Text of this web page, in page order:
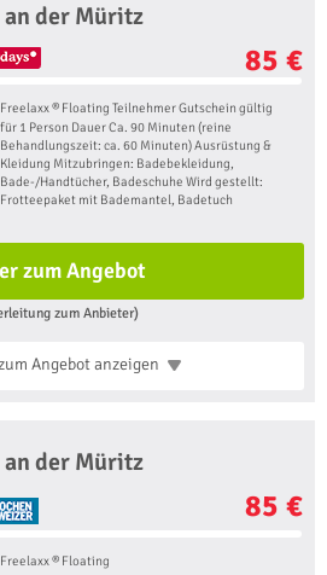
der Müritz
85 €
Freelaxx ® Floating Teilnehmer Gutschein gültig
für 1 Person Dauer Ca. 90 Minuten (reine
Behandlungszeit: ca. 60 Minuten) Ausrüstung &
Kleidung Mitzubringen: Badebekleidung,
Bade-/Handtücher, Badeschuhe Wird gestellt:
Frotteepaket mit Bademantel, Badetuch
zum Angebot
zum Anbieter)
Angebotanzeigen
der Müritz
85 €
Freelaxx ® Floating